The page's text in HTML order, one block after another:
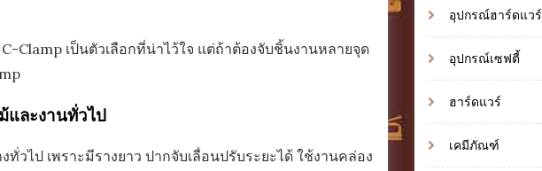
Clamp เป็นตัวเลือกที่น่าไว้ใจ แต่ถ้าต้องจับชิ้นงานหลายจุด
และงานทั่วไป
วไป เพราะมีรางยาว ปากจับเลื่อนปรับระยะได้ ใช้งานคล่อง
อุปกรณ์ฮาร์ดแวร์
อุปกรณ์เซฟตี้
ฮาร์ดแวร์
เคมีภัณฑ์